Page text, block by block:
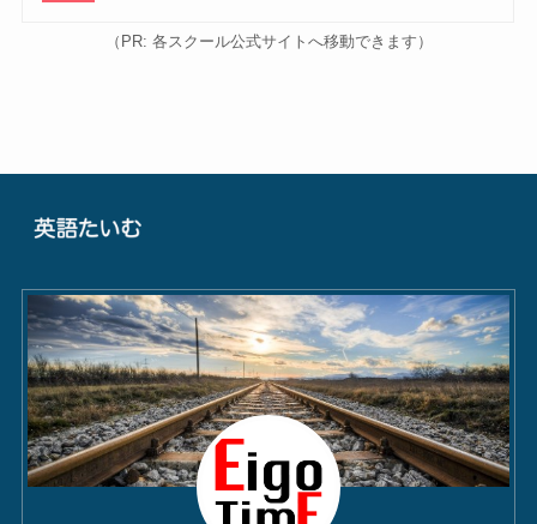
（PR: 各スクール公式サイトへ移動できます）